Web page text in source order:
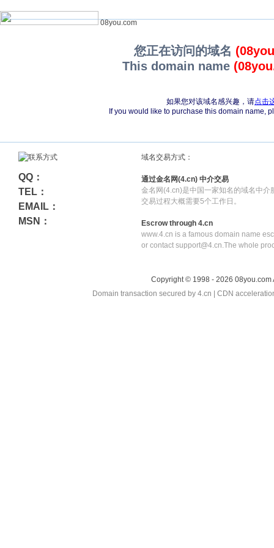
08you.com
您正在访问的域名
This domain name
如果您对该域名感兴趣，请点击
If you would like to purchase this domain name,
QQ：
TEL：
EMAIL：
MSN：
域名交易方式：
通过金名网(4.cn) 中介交易
金名网(4.cn)是中国一家知名的域名中介
交易过程大概需要5个工作日。
Escrow through 4.cn
www.4.cn is a famous domain name
or contact support@4.cn.The whole
Copyright © 1998 - 2026 08you.com
Domain transaction secured by 4.cn | CDN